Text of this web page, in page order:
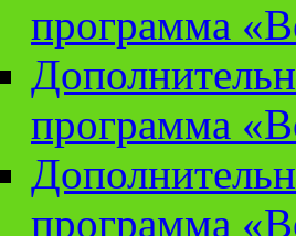
программа
программа
программа